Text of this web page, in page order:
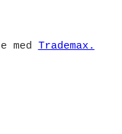
med Trademax.